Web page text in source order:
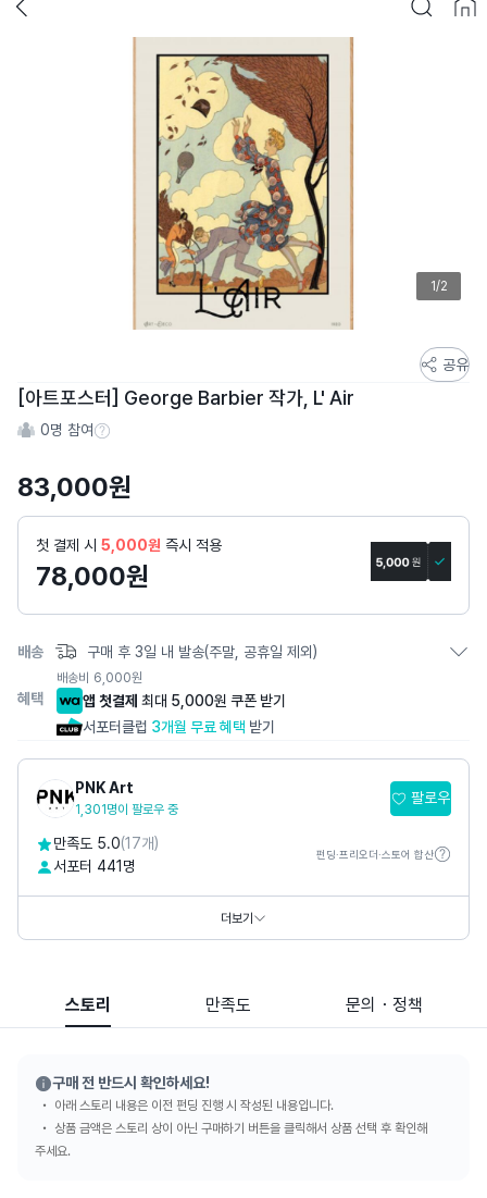
1/2
토
어
스
리
상
지
공유
[아트포스터] George Barbier 작가, L' Air
0명 참여참여 수 정보
83,000원
첫 결제 시 5,000원 즉시 적용
78,000원
배송 구매 후 3일 내 발송(주말, 공휴일 제외)
배송비 6,000원
혜택 앱 첫결제 최대 5,000원 쿠폰 받기
서포터클럽 3개월 무료 혜택 받기
PNK Art
1,301명이 팔로우 중
팔로우
만족도 5.0(17개)
서포터 441명
펀딩·프리오더·스토어 합산
더보기
스토리 만족도 문의・정책
구매 전 반드시 확인하세요!
아래 스토리 내용은 이전 펀딩 진행 시 작성된 내용입니다.
상품 금액은 스토리 상이 아닌 구매하기 버튼을 클릭해서 상품 선택 후 확인해
주세요.